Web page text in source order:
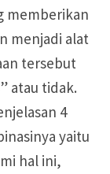
memberikan
menjadi alat
tersebut
atau tidak.
4
yaitu
hal ini,